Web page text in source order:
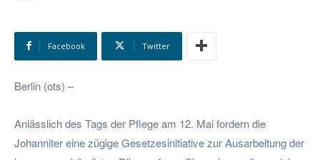
Facebook Twitter
Berlin (ots) –
Anlässlich des Tags der Pflege am 12. Mai fordern die
Johanniter eine zügige Gesetzesinitiative zur Ausarbeitung der